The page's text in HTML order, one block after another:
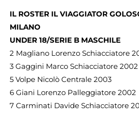
IL ROSTER IL VIAGGIATOR
MILANO
UNDER 18/SERIE B MASCHILE
2 Magliano Lorenzo Schiacciatore
3 Gaggini Marco Schiacciatore 2002
5 Volpe Nicolò Centrale 2003
6 Giani Lorenzo Palleggiatore 2002
7 Carminati Davide Schiacciatore